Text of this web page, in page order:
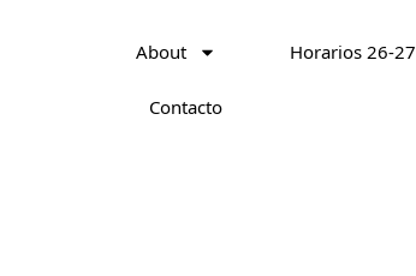
About Horarios 26-27
Contacto